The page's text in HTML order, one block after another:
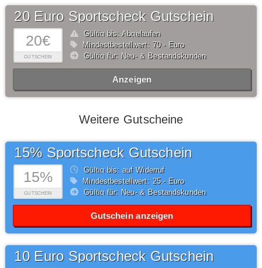
20€
GUTSCHEIN
20 Euro Sportscheck Gutschein
Gültig bis: Abgelaufen
Mindestbestellwert: 70,- Euro
Gültig für: Neu- & Bestandskunden
Anzeigen
Weitere Gutscheine
15%
GUTSCHEIN
15% Sportscheck Gutschein
Gültig bis: auf Widerruf
Mindestbestellwert: 25,- Euro
Gültig für: Neu- & Bestandskunden
Gutschein anzeigen
10 Euro Sportscheck Gutschein